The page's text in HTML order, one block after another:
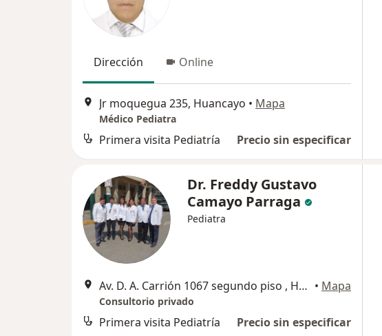
Dirección Online
Jr moquegua 235, Huancayo • Mapa
Médico Pediatra
Primera visita Pediatría Precio sin especificar
Dr. Freddy Gustavo
Camayo Parraga
Pediatra
Av. D. A. Carrión 1067 segundo piso , Huancayo • Mapa
Consultorio privado
Primera visita Pediatría Precio sin especificar